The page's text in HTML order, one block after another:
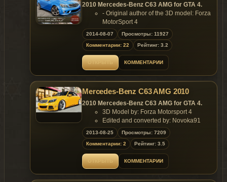
~ GTAMANIA EXCLUSIVE ~
DO NOT HOST THIS MOD ON OTHER
WEBSITE UNTIL 18.08.2013 !
2010 Mercedes-Benz C63 AMG for GTA 4.
- Original author of the 3D model: Forza
MotorSport 4
- Converted & Edited
by Audi_a8 & Daniel_555_
- Author of tire textures: Tizir
- Settings by: BRRR
- Rendering by Orangebrains
lamoz, Daniel_555_
- Screenshots byGtaMania.ru
Features of model:
- Model support all features of the
game;
- Remaining bullet holes on the body;
- No broken tire bug;
- All optics are working correctly;
- Accurate model size;
- Niko's hands are on the steering
wheel;
2014-08-07
Просмотры: 11927
Комментарии: 22
Рейтинг: 3.2
КОММЕНТАРИИ
Mercedes-Benz C63 AMG 2010
2010 Mercedes-Benz C63 AMG for GTA 4.
3D Model by: Forza Motorsport 4
Edited and converted by: Novoka91
2013-08-25
Просмотры: 7209
Комментарии: 2
Рейтинг: 3.5
КОММЕНТАРИИ